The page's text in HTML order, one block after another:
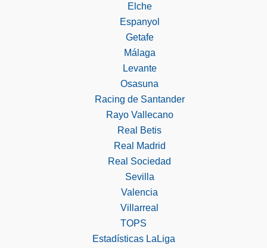
Elche
Espanyol
Getafe
Málaga
Levante
Osasuna
Racing de Santander
Rayo Vallecano
Real Betis
Real Madrid
Real Sociedad
Sevilla
Valencia
Villarreal
TOPS
Estadísticas LaLiga